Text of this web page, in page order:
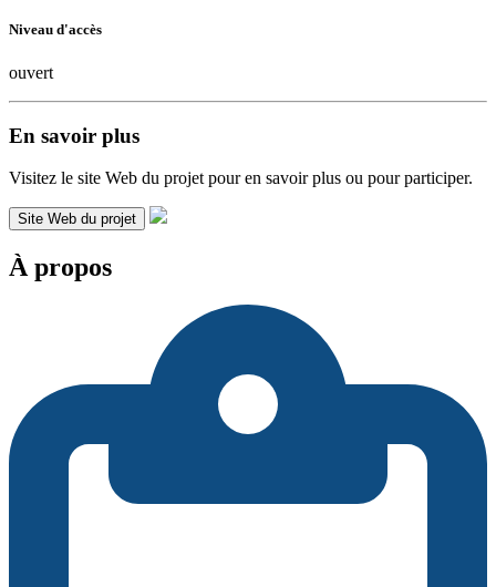
Niveau d'accès
ouvert
En savoir plus
Visitez le site Web du projet pour en savoir plus ou pour participer.
Site Web du projet
À propos